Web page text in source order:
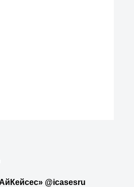
Твиттер «АйКейсес» ‏@icasesru